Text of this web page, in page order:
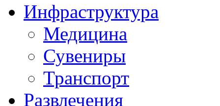
Инфраструктура
Медицина
Сувениры
Транспорт
Развлечения